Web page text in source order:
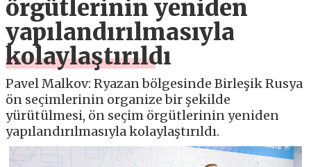
örgütlerinin yeniden
yapılandırılmasıyla
kolaylaştırıldı
Pavel Malkov: Ryazan bölgesinde Birleşik Rusya
ön seçimlerinin organize bir şekilde
yürütülmesi, ön seçim örgütlerinin yeniden
yapılandırılmasıyla kolaylaştırıldı.